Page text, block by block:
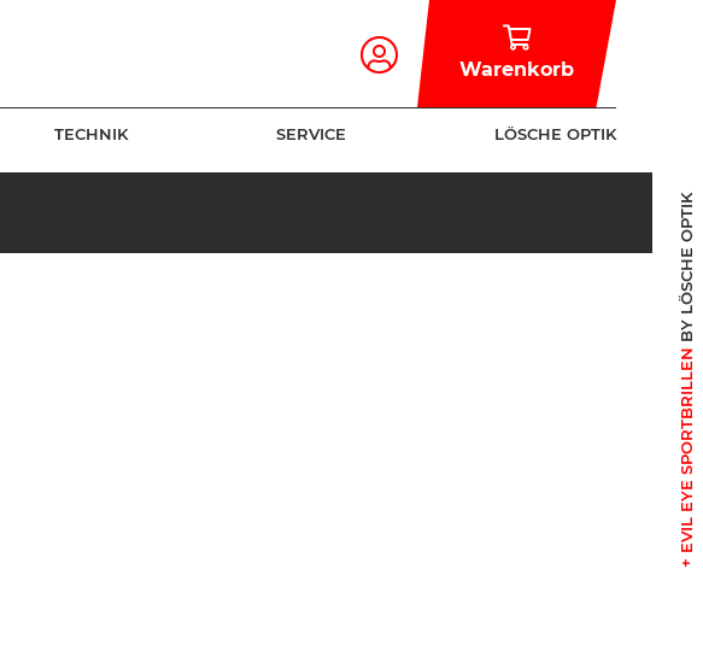
Warenkorb
TECHNIK SERVICE LÖSCHE OPTIK
+ EVIL EYE SPORTBRILLEN
BY LÖSCHE OPTIK